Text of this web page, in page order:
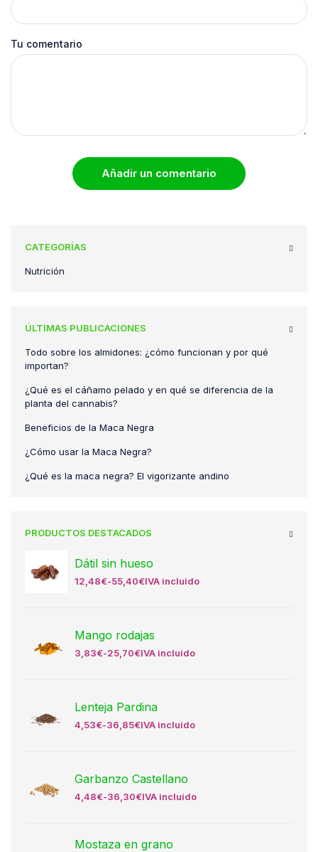
Tu comentario
Añadir un comentario
CATEGORÍAS
Nutrición
ÚLTIMAS PUBLICACIONES
Todo sobre los almidones: ¿cómo funcionan y por qué
importan?
¿Qué es el cáñamo pelado y en qué se diferencia de la
planta del cannabis?
Beneficios de la Maca Negra
¿Cómo usar la Maca Negra?
¿Qué es la maca negra? El vigorizante andino
PRODUCTOS DESTACADOS
Dátil sin hueso
12,48€-55,40€IVA incluido
Mango rodajas
3,83€-25,70€IVA incluido
Lenteja Pardina
4,53€-36,85€IVA incluido
Garbanzo Castellano
4,48€-36,30€IVA incluido
Mostaza en grano